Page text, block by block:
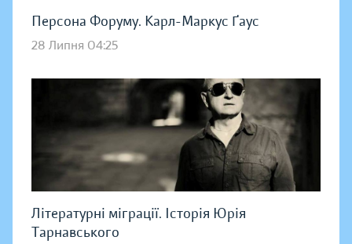
Персона Форуму. Карл-Маркус Ґаус
28 Липня 04:25
Літературні міграції. Історія Юрія
Тарнавського